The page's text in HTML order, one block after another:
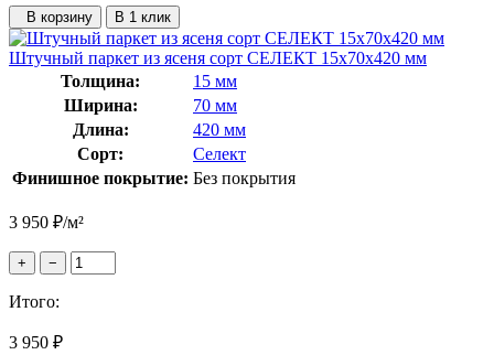
В корзину В 1 клик
Штучный паркет из ясеня сорт СЕЛЕКТ 15x70x420 мм
Толщина:
15 мм
Ширина:
70 мм
Длина:
420 мм
Сорт:
Селект
Финишное покрытие: Без покрытия
3 950 ₽/м²
+ −
Итого:
3 950 ₽